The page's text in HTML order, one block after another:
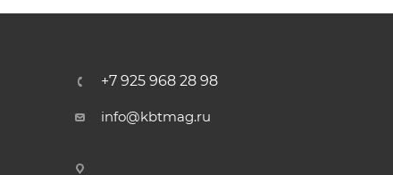
+7 925 968 28 98
info@kbtmag.ru